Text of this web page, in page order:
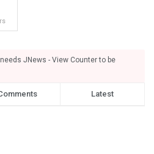
JNews - View Counter to be
Latest